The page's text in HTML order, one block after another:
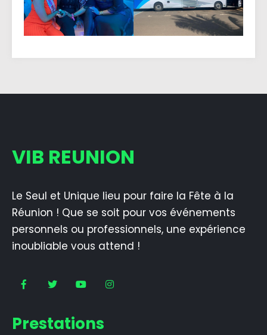
VIB REUNION
Le Seul et Unique lieu pour faire la Fête à la
Réunion ! Que se soit pour vos événements
personnels ou professionnels, une expérience
inoubliable vous attend !
Prestations